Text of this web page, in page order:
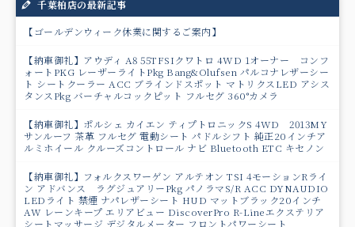
千葉柏店の最新記事
【ゴールデンウィーク休業に関するご案内】
【納車御礼】アウディ A8 55TFSIクワトロ 4WD 1オーナー コンフ
ォートPKG レーザーライトPkg Bang&Olufsen パルコナレザーシー
ト シートクーラー ACC ブラインドスポット マトリクスLED アシス
タンスPkg バーチャルコックピット フルセグ 360°カメラ
【納車御礼】ポルシェ カイエン ティプトロニックS 4WD 2013MY
サンルーフ 茶革 フルセグ 電動シート パドルシフト 純正20インチア
ルミホイール クルーズコントロール ナビ Bluetooth ETC キセノン
【納車御礼】フォルクスワーゲン アルテオン TSI 4モーションRライ
ン アドバンス ラグジュアリーPkg パノラマS/R ACC DYNAUDIO
LEDライト 禁煙 ナパレザーシート HUD マットブラック20インチ
AW レーンキープ エリアビュー DiscoverPro R-Lineエクステリア
シートマッサージ デジタルメーター フロントパワーシート